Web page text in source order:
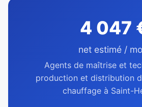
4 047
net estimé /
Agents de maîtrise et
production et distribution
chauffage à Saint-